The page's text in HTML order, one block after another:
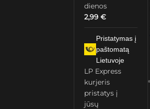
dienos
2,99€
Pristatymas į
paštomatą
Lietuvoje
LP Express
kurjeris
pristatys į
jūsų